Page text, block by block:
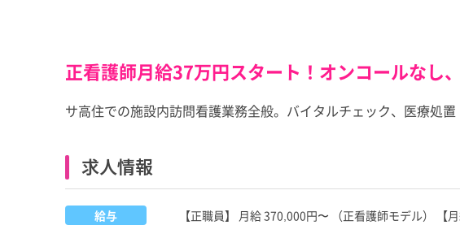
正看護師月給37万円スタート！オンコールなし
サ高住での施設内訪問看護業務全般。バイタルチェック、医療処
求人情報
給与
【正職員】 月給 370,000円〜 （正看護師モデル）